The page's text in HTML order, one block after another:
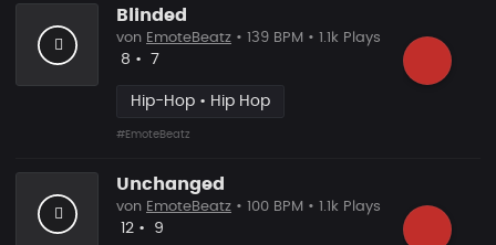
Blinded
von EmoteBeatz • 139 BPM • 1.1k Plays
Likes
8 • Vorgeschlagen
7
Hip-Hop • Hip Hop
#EmoteBeatz
Unchanged
von EmoteBeatz • 100 BPM • 1.1k Plays
Likes
12 • Vorgeschlagen
9